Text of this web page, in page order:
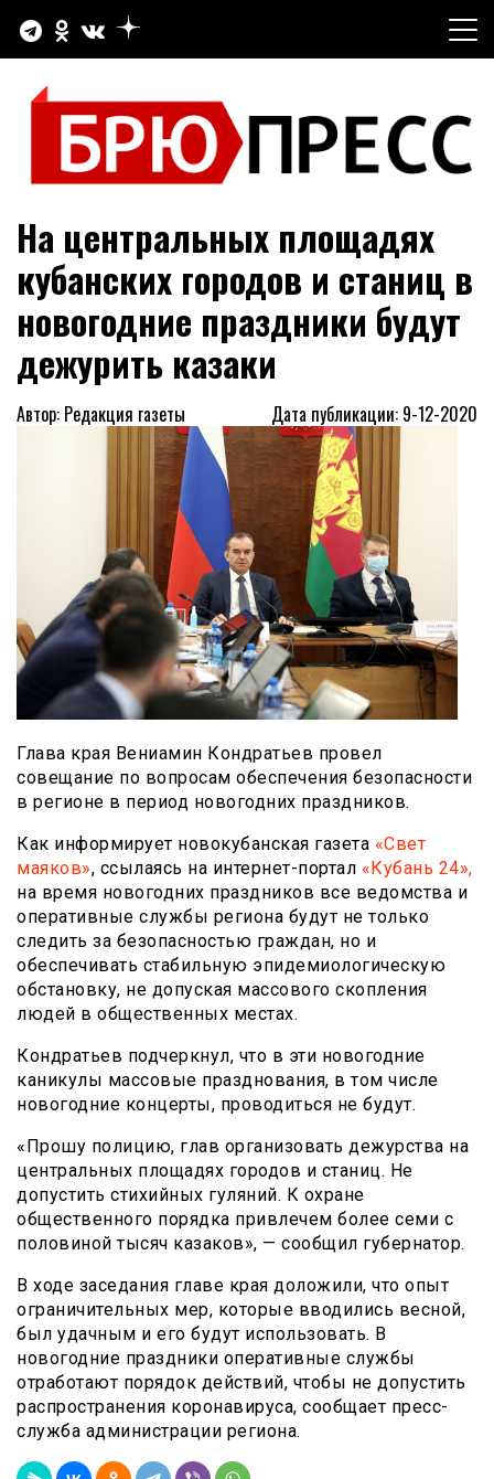
содержимому
БРЮПРЕСС
Официальный сайт газеты "Брюховецкие новости"
На центральных площадях
кубанских городов и станиц в
новогодние праздники будут
дежурить казаки
Автор: Редакция газеты Дата публикации: 9-12-2020
Глава края Вениамин Кондратьев провел
совещание по вопросам обеспечения безопасности
в регионе в период новогодних праздников.
Как информирует новокубанская газета «Свет
маяков», ссылаясь на интернет-портал «Кубань 24»,
на время новогодних праздников все ведомства и
оперативные службы региона будут не только
следить за безопасностью граждан, но и
обеспечивать стабильную эпидемиологическую
обстановку, не допуская массового скопления
людей в общественных местах.
Кондратьев подчеркнул, что в эти новогодние
каникулы массовые празднования, в том числе
новогодние концерты, проводиться не будут.
«Прошу полицию, глав организовать дежурства на
центральных площадях городов и станиц. Не
допустить стихийных гуляний. К охране
общественного порядка привлечем более семи с
половиной тысяч казаков», — сообщил губернатор.
В ходе заседания главе края доложили, что опыт
ограничительных мер, которые вводились весной,
был удачным и его будут использовать. В
новогодние праздники оперативные службы
отработают порядок действий, чтобы не допустить
распространения коронавируса, сообщает пресс-
служба администрации региона.